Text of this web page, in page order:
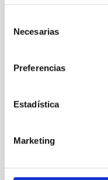
Necesarias
Preferencias
Estadística
Marketing
Laureate
Cohen-
IAC and